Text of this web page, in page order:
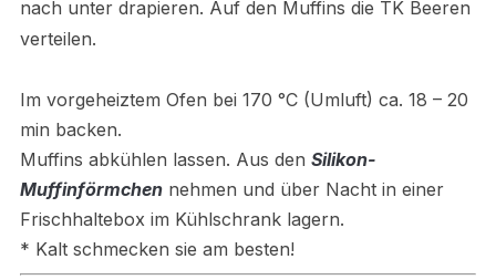
nach unter drapieren. Auf den Muffins die TK Beeren
verteilen.
Im vorgeheiztem Ofen bei 170 °C (Umluft) ca. 18 – 20
min backen.
Muffins abkühlen lassen. Aus den Silikon-
Muffinförmchennehmen und über Nacht in einer
Frischhaltebox im Kühlschrank lagern.
* Kalt schmecken sie am besten!